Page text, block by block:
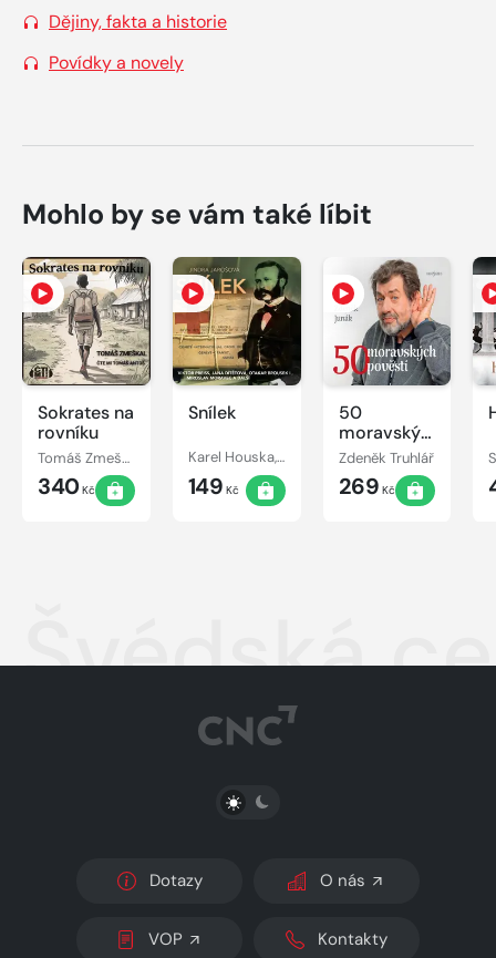
Dějiny, fakta a historie
Povídky a novely
Mohlo by se vám také líbit
Sokrates na
rovníku
Tomáš Zmeškal
340Kč
Snílek
Karel Houska, Otakar Brousek, Jindřiška Jarošová, Jana Dítětová, Viktor Preiss, Josef Chvalina, Miroslav Masopust, Petr Svojtka, Miroslav Moravec
149 Kč
50
moravských
pověstí
Zdeněk Truhlář
269 Kč
Švédská
PŘEPNOUT SVĚTLÝ/TMAVÝ REŽIM
Dotazy O nás
VOP Kontakty